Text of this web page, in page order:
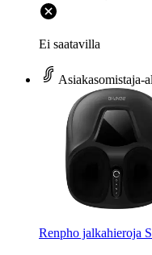
Ei saatavilla
Asiakasomistaja-
Renpho jalkahieroja